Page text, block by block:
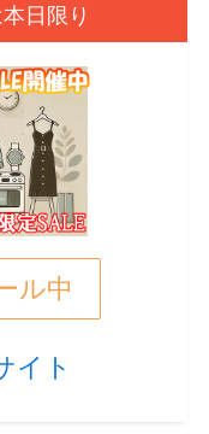
日限り
ル中
イト